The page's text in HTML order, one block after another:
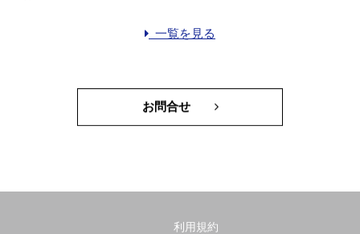
一覧を見る
お問合せ
利用規約